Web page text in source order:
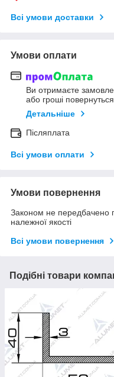
Всі умови доставки
Умови оплати
Ви отримаєте
або гроші
Детальніше
Післяплата
Всі умови оплати
Умови повернення
Законом не передбачено
належної якості
Всі умови повернення
Подібні товари